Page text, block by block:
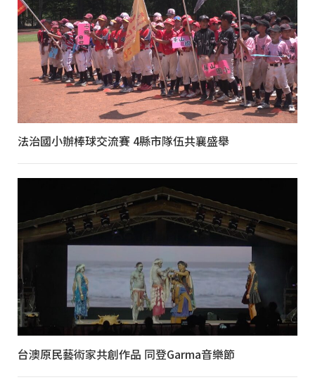
法治國小辦棒球交流賽 4縣市隊伍共襄盛舉
台澳原民藝術家共創作品 同登Garma音樂節